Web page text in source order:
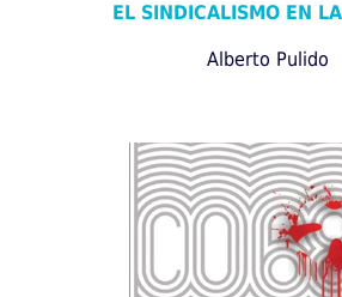
EL SINDICALISMO EN
Alberto Pulido